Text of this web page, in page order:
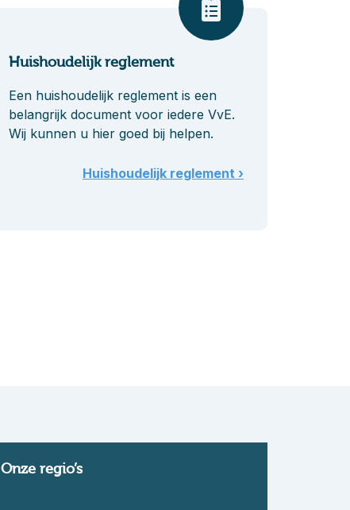
Huishoudelijk reglement
Een huishoudelijk reglement is een
belangrijk document voor iedere VvE.
Wij kunnen u hier goed bij helpen.
Huishoudelijk reglement ›
Onze regio’s